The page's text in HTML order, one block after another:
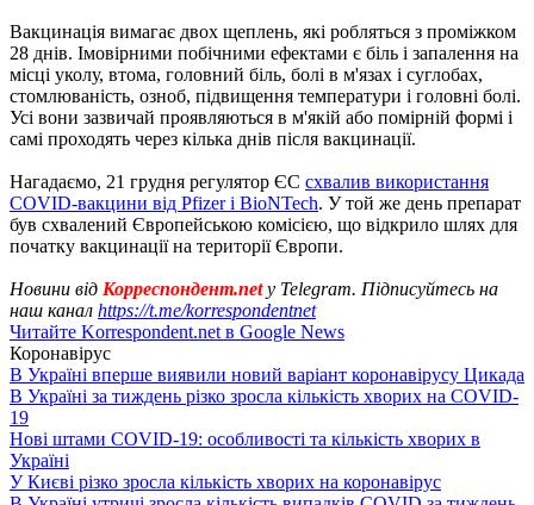
Вакцинація вимагає двох щеплень, які робляться з проміжком
28 днів. Імовірними побічними ефектами є біль і запалення на
місці уколу, втома, головний біль, болі в м'язах і суглобах,
стомлюваність, озноб, підвищення температури і головні болі.
Усі вони зазвичай проявляються в м'якій або помірній формі і
самі проходять через кілька днів після вакцинації.
Нагадаємо, 21 грудня регулятор ЄС схвалив використання
COVID-вакцини від Pfizer і BioNTech. У той же день препарат
був схвалений Європейською комісією, що відкрило шлях для
початку вакцинації на території Європи.
Новини від Корреспондент.netу Telegram. Підписуйтесь на
наш канал https://t.me/korrespondentnet
Читайте Korrespondent.net в Google News
Коронавірус
В Україні вперше виявили новий варіант коронавірусу Цикада
В Україні за тиждень різко зросла кількість хворих на COVID-
19
Нові штами COVID-19: особливості та кількість хворих в
Україні
У Києві різко зросла кількість хворих на коронавірус